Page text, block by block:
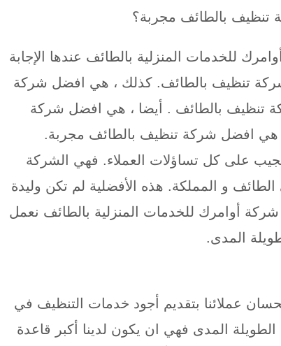
تنظيف بالطائف مجربة؟
للخدمات المنزلية بالطائف عندها الإجابة
تنظيف بالطائف. كذلك ، هي افضل شركة
تنظيف بالطائف . أيضا ، هي افضل شركة
هي افضل شركة تنظيف بالطائف مجربة.
على كل تساؤلات العملاء. فهي الشركة
و المملكة. هذه الأفضلية لم تكن وليدة
أوامرك للخدمات المنزلية بالطائف نعمل
المدى.
عملائنا بتقديم أجود خدمات التنظيف في
المدى فهي ان يكون لدينا أكبر قاعدة